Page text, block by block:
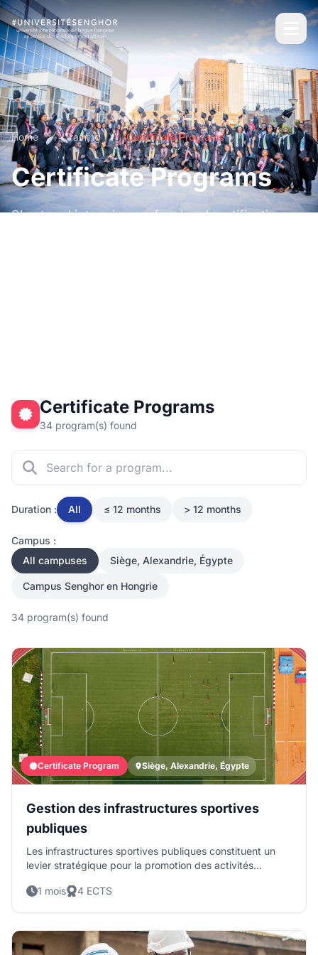
Home Training Certificate Programs
Certificate Programs
Short and intensive professional certifications
Certificate Programs
34 program(s) found
Duration : All ≤ 12 months > 12 months
Campus :
All campuses
Siège, Alexandrie, Égypte
Campus Senghor en Hongrie
34 program(s) found
Certificate Program Siège, Alexandrie, Égypte
Gestion des infrastructures sportives
publiques
Les infrastructures sportives publiques constituent un
levier stratégique pour la promotion des activités
sociale. Leur aménagement représente des
retour sur investissement. Pourtant, de nombreuses
structures publiques, notamment au sein des
1 mois 4 ECTS